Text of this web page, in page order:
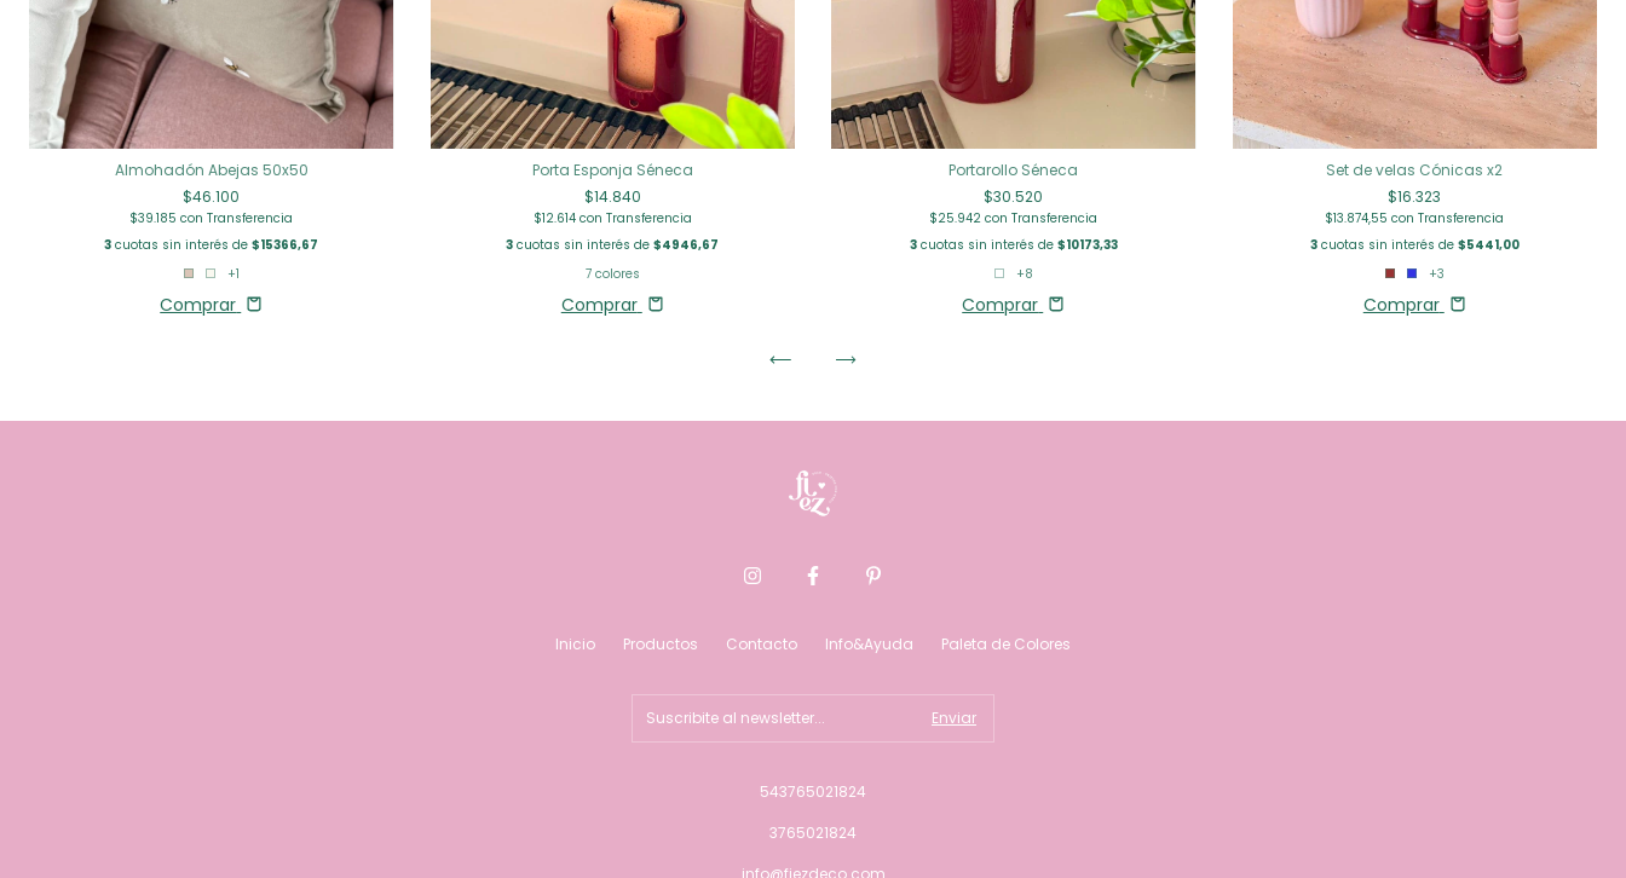
Almohadón Abejas 50x50
$46.100
$39.185con Transferencia
3 cuotas sin interés de$15366,67
+1
Comprar
Porta Esponja Séneca
$14.840
$12.614 con Transferencia
3 cuotas sin interés de$4946,67
7 colores
Comprar
Portarollo Séneca
$30.520
$25.942con Transferencia
3cuotas sin interés de $10173,33
+8
Comprar
Set de velas Cónicas x2
$16.323
$13.874,55con Transferencia
3cuotas sin interés de $5441,00
+3
Comprar
Inicio Productos Contacto Info&Ayuda Paleta de Colores
543765021824
3765021824
info@fiezdeco.com